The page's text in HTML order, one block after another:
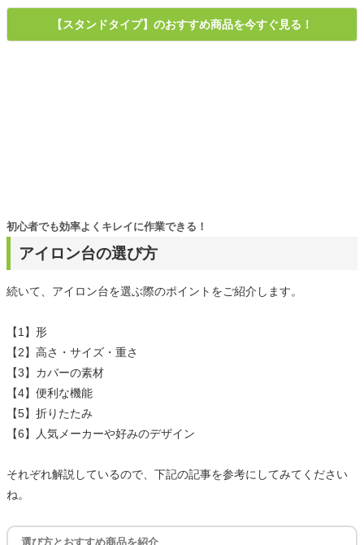
【スタンドタイプ】のおすすめ商品を今すぐ見る！
アイロン台の選び方
初心者でも効率よくキレイに作業できる！
続いて、アイロン台を選ぶ際のポイントをご紹介します。
【1】形
【2】高さ・サイズ・重さ
【3】カバーの素材
【4】便利な機能
【5】折りたたみ
【6】人気メーカーや好みのデザイン
それぞれ解説しているので、下記の記事を参考にしてみてください
ね。
選び方とおすすめ商品を紹介